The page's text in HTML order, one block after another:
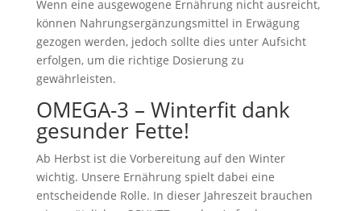
Wenn eine ausgewogene Ernährung nicht ausreicht,
können Nahrungsergänzungsmittel in Erwägung
gezogen werden, jedoch sollte dies unter Aufsicht
erfolgen, um die richtige Dosierung zu
gewährleisten.
OMEGA-3 – Winterfit dank
gesunder Fette!
Ab Herbst ist die Vorbereitung auf den Winter
wichtig. Unsere Ernährung spielt dabei eine
entscheidende Rolle. In dieser Jahreszeit brauchen